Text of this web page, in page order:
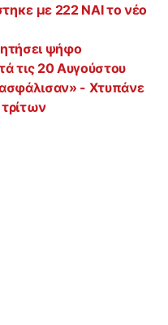
με 222 ΝΑΙ το νέο
ψήφο
τις 20 Αυγούστου
- Χτυπάνε